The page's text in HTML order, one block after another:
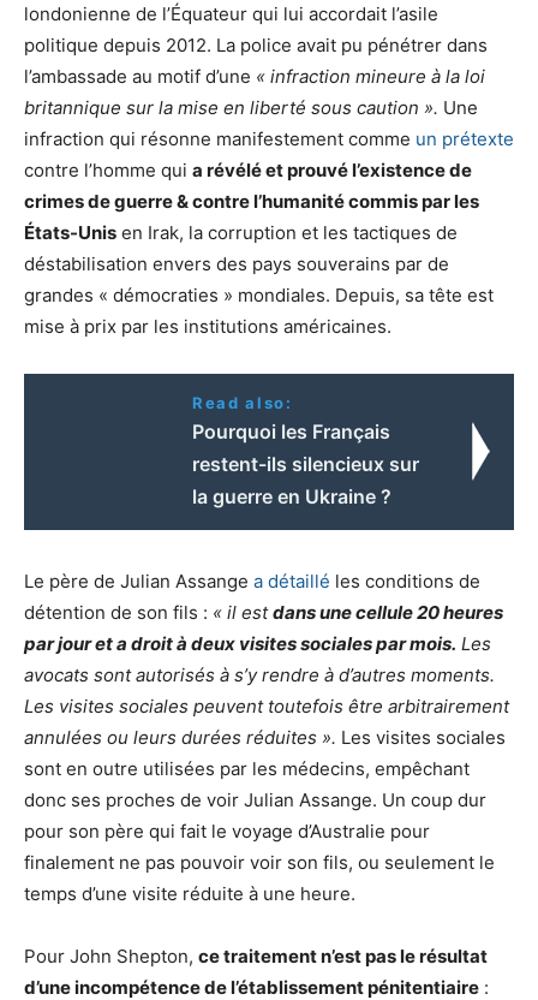
londonienne de l’Équateur qui lui accordait l’asile
politique depuis 2012. La police avait pu pénétrer dans
l’ambassade au motif d’une « infraction mineure à la loi
britannique sur la mise en liberté sous caution ». Une
infraction qui résonne manifestement comme un prétexte
contre l’homme qui a révélé et prouvé l’existence de
crimes de guerre & contre l’humanité commis par les
États-Unis en Irak, la corruption et les tactiques de
déstabilisation envers des pays souverains par de
grandes « démocraties » mondiales. Depuis, sa tête est
mise à prix par les institutions américaines.
Read also:
Pourquoi les Français
restent-ils silencieux sur
la guerre en Ukraine ?
Le père de Julian Assange a détaillé les conditions de
détention de son fils : « il estdans une cellule 20 heures
par jour et a droit à deux visites sociales par mois. Les
avocats sont autorisés à s’y rendre à d’autres moments.
Les visites sociales peuvent toutefois être arbitrairement
annulées ou leurs durées réduites ». Les visites sociales
sont en outre utilisées par les médecins, empêchant
donc ses proches de voir Julian Assange. Un coup dur
pour son père qui fait le voyage d’Australie pour
finalement ne pas pouvoir voir son fils, ou seulement le
temps d’une visite réduite à une heure.
Pour John Shepton, ce traitement n’est pas le résultat
d’une incompétence de l’établissement pénitentiaire :